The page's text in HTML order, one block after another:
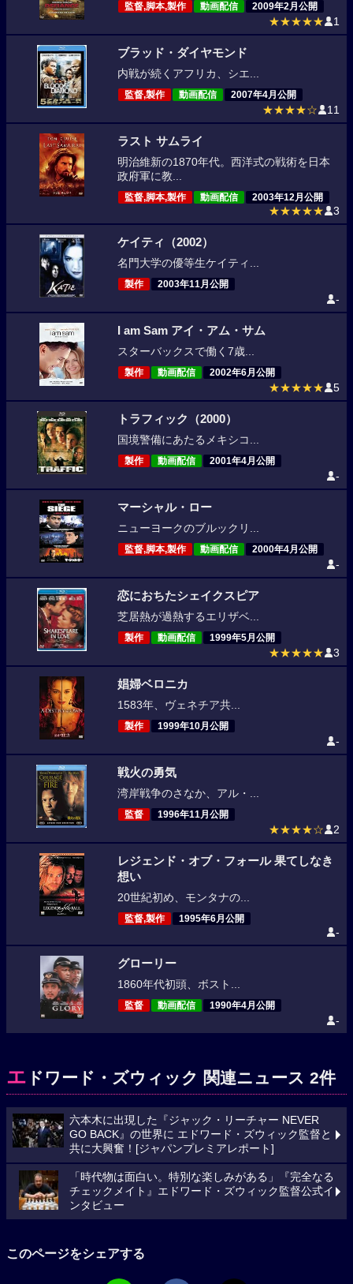
監督,脚本,製作 動画配信 2009年2月公開
★★★★★ 1
ブラッド・ダイヤモンド
内戦が続くアフリカ、シエ...
監督,製作 動画配信 2007年4月公開
★★★★☆ 11
ラスト サムライ
明治維新の1870年代。西洋式の戦術を日本
政府軍に教...
監督,脚本,製作 動画配信 2003年12月公開
★★★★★ 3
ケイティ（2002）
名門大学の優等生ケイティ...
製作 2003年11月公開
-
I am Sam アイ・アム・サム
スターバックスで働く7歳...
製作 動画配信 2002年6月公開
★★★★★ 5
トラフィック（2000）
国境警備にあたるメキシコ...
製作 動画配信 2001年4月公開
-
マーシャル・ロー
ニューヨークのブルックリ...
監督,脚本,製作 動画配信 2000年4月公開
-
恋におちたシェイクスピア
芝居熱が過熱するエリザベ...
製作 動画配信 1999年5月公開
★★★★★ 3
娼婦ベロニカ
1583年、ヴェネチア共...
製作 1999年10月公開
-
戦火の勇気
湾岸戦争のさなか、アル・...
監督 1996年11月公開
★★★★☆ 2
レジェンド・オブ・フォール 果てしなき
想い
20世紀初め、モンタナの...
監督,製作 1995年6月公開
-
グローリー
1860年代初頭、ボスト...
監督 動画配信 1990年4月公開
-
エ ドワード・ズウィック 関連ニュース 2件
六本木に出現した『ジャック・リーチャー NEVER
GO BACK』の世界に エドワード・ズウィック監督と
共に大興奮！[ジャパンプレミアレポート]
「時代物は面白い。特別な楽しみがある」『完全なる
チェックメイト』エドワード・ズウィック監督公式イ
ンタビュー
このページをシェアする